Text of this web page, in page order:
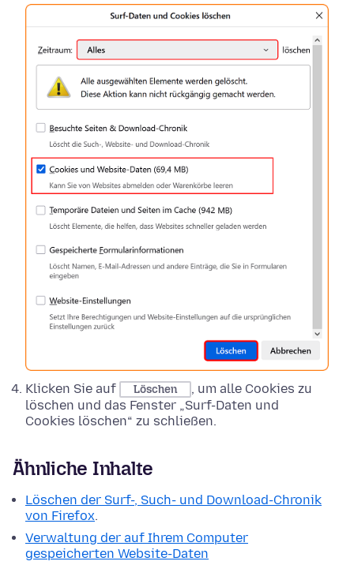
Klicken Sie auf Löschen
, um alle Cookies zu
löschen und das Fenster „Surf-Daten und
Cookies löschen“ zu schließen.
Ähnliche Inhalte
Löschen der Surf-, Such- und Download-Chronik
von Firefox.
Verwaltung der auf Ihrem Computer
gespeicherten Website-Daten